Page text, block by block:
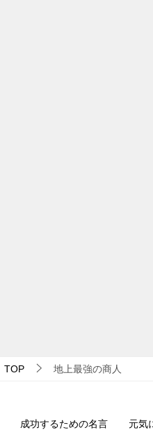
TOP 地上最強の商人
成功するための名言 元気